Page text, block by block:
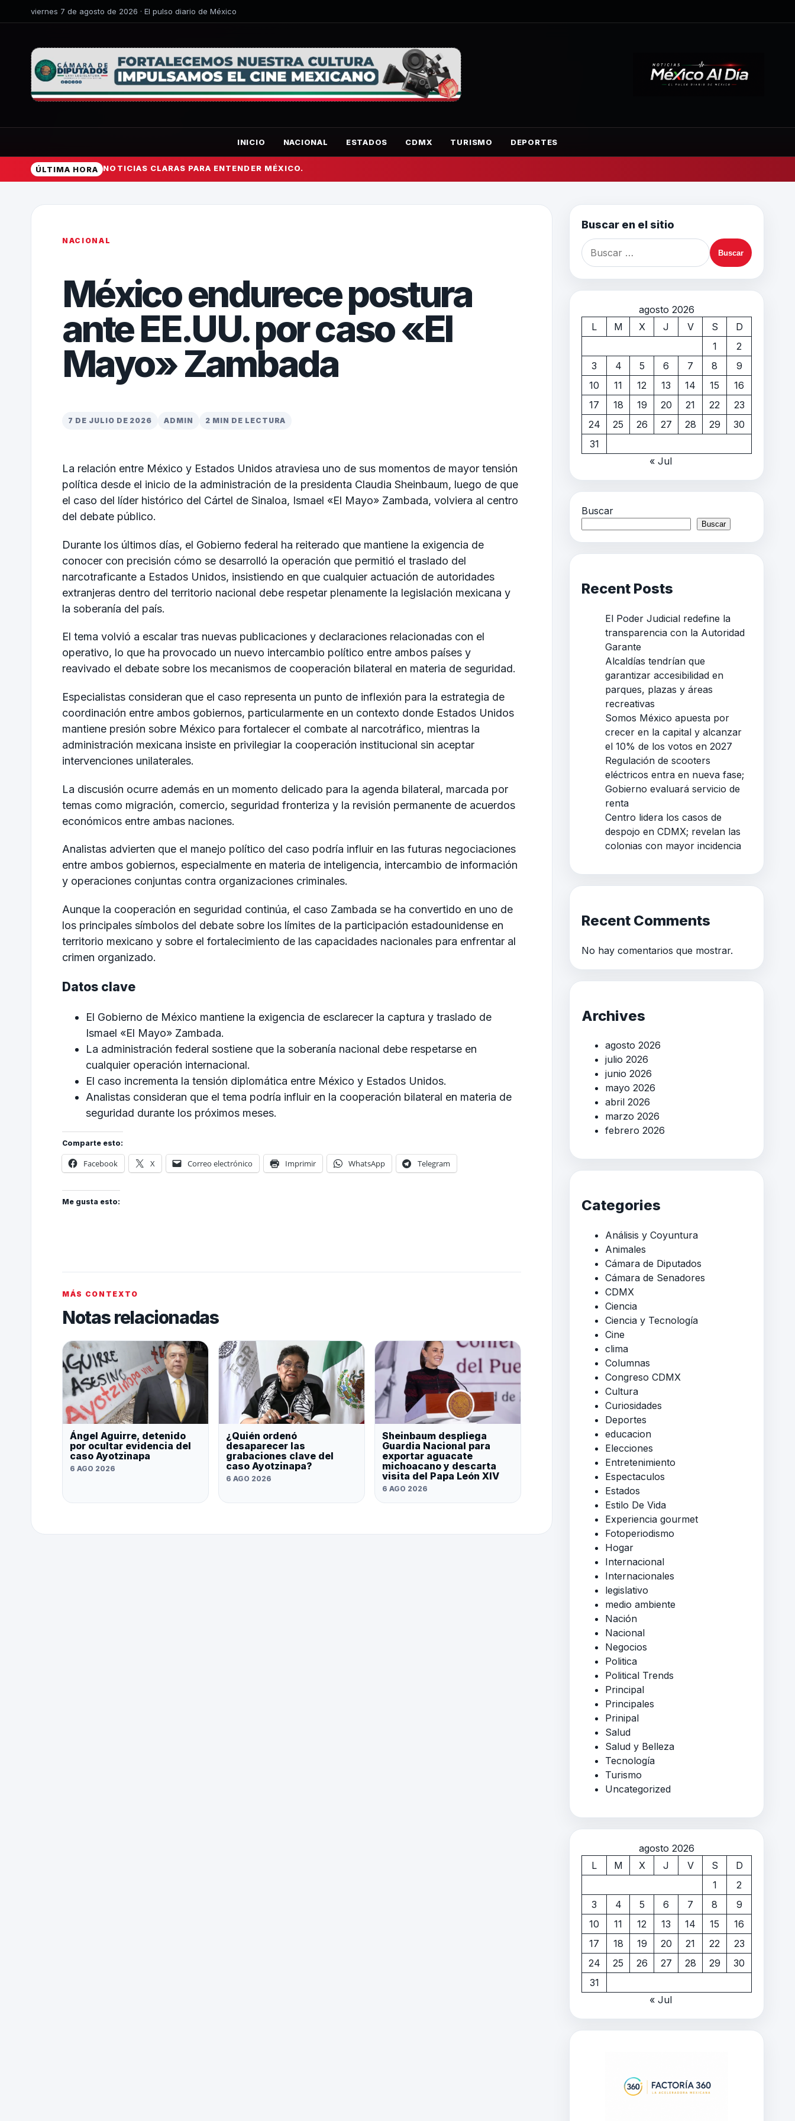
viernes 7 de agosto de 2026 · El pulso diario de México
INICIO NACIONAL ESTADOS CDMX TURISMO DEPORTES
ÚLTIMA HORA NOTICIAS CLARAS PARA ENTENDER MÉXICO.
NACIONAL
México endurece postura
ante EE.UU. por caso «El
Mayo» Zambada
7 DE JULIO DE 2026 ADMIN 2 MIN DE LECTURA
La relación entre México y Estados Unidos atraviesa uno de sus momentos de mayor tensión
política desde el inicio de la administración de la presidenta Claudia Sheinbaum, luego de que
el caso del líder histórico del Cártel de Sinaloa, Ismael «El Mayo» Zambada, volviera al centro
del debate público.
Durante los últimos días, el Gobierno federal ha reiterado que mantiene la exigencia de
conocer con precisión cómo se desarrolló la operación que permitió el traslado del
narcotraficante a Estados Unidos, insistiendo en que cualquier actuación de autoridades
extranjeras dentro del territorio nacional debe respetar plenamente la legislación mexicana y
la soberanía del país.
El tema volvió a escalar tras nuevas publicaciones y declaraciones relacionadas con el
operativo, lo que ha provocado un nuevo intercambio político entre ambos países y
reavivado el debate sobre los mecanismos de cooperación bilateral en materia de seguridad.
Especialistas consideran que el caso representa un punto de inflexión para la estrategia de
coordinación entre ambos gobiernos, particularmente en un contexto donde Estados Unidos
mantiene presión sobre México para fortalecer el combate al narcotráfico, mientras la
administración mexicana insiste en privilegiar la cooperación institucional sin aceptar
intervenciones unilaterales.
La discusión ocurre además en un momento delicado para la agenda bilateral, marcada por
temas como migración, comercio, seguridad fronteriza y la revisión permanente de acuerdos
económicos entre ambas naciones.
Analistas advierten que el manejo político del caso podría influir en las futuras negociaciones
entre ambos gobiernos, especialmente en materia de inteligencia, intercambio de información
y operaciones conjuntas contra organizaciones criminales.
Aunque la cooperación en seguridad continúa, el caso Zambada se ha convertido en uno de
los principales símbolos del debate sobre los límites de la participación estadounidense en
territorio mexicano y sobre el fortalecimiento de las capacidades nacionales para enfrentar al
crimen organizado.
Datos clave
El Gobierno de México mantiene la exigencia de esclarecer la captura y traslado de
Ismael «El Mayo» Zambada.
La administración federal sostiene que la soberanía nacional debe respetarse en
cualquier operación internacional.
El caso incrementa la tensión diplomática entre México y Estados Unidos.
Analistas consideran que el tema podría influir en la cooperación bilateral en materia de
seguridad durante los próximos meses.
Comparte esto:
Facebook X Correo electrónico Imprimir WhatsApp Telegram
Me gusta esto:
MÁS CONTEXTO
Notas relacionadas
Ángel Aguirre, detenido
por ocultar evidencia del
caso Ayotzinapa
6 AGO 2026
¿Quién ordenó
desaparecer las
grabaciones clave del
caso Ayotzinapa?
6 AGO 2026
Sheinbaum despliega
Guardia Nacional para
exportar aguacate
michoacano y descarta
visita del Papa León XIV
6 AGO 2026
Buscar en el sitio
agosto 2026
L
M X J V S
D
1
2
3
4 5 6 7 8
9
10
11 12 13 14 15
16
17
18 19 20 21 22
23
24
25 26 27 28 29
30
31
« Jul
Buscar
Buscar
Recent Posts
El Poder Judicial redefine la
transparencia con la Autoridad
Garante
Alcaldías tendrían que
garantizar accesibilidad en
parques, plazas y áreas
recreativas
Somos México apuesta por
crecer en la capital y alcanzar
el 10% de los votos en 2027
Regulación de scooters
eléctricos entra en nueva fase;
Gobierno evaluará servicio de
renta
Centro lidera los casos de
despojo en CDMX; revelan las
colonias con mayor incidencia
Recent Comments
No hay comentarios que mostrar.
Archives
agosto 2026
julio 2026
junio 2026
mayo 2026
abril 2026
marzo 2026
febrero 2026
Categories
Análisis y Coyuntura
Animales
Cámara de Diputados
Cámara de Senadores
CDMX
Ciencia
Ciencia y Tecnología
Cine
clima
Columnas
Congreso CDMX
Cultura
Curiosidades
Deportes
educacion
Elecciones
Entretenimiento
Espectaculos
Estados
Estilo De Vida
Experiencia gourmet
Fotoperiodismo
Hogar
Internacional
Internacionales
legislativo
medio ambiente
Nación
Nacional
Negocios
Politica
Political Trends
Principal
Principales
Prinipal
Salud
Salud y Belleza
Tecnología
Turismo
Uncategorized
agosto 2026
L
M X J V S
D
1
2
3
4 5 6 7 8
9
10
11 12 13 14 15
16
17
18 19 20 21 22
23
24
25 26 27 28 29
30
31
« Jul